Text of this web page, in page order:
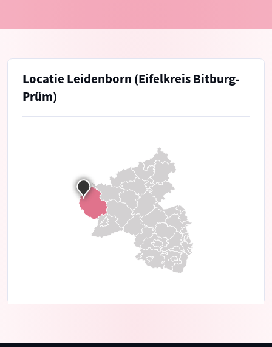
Locatie Leidenborn (Eifelkreis Bitburg-
Prüm)